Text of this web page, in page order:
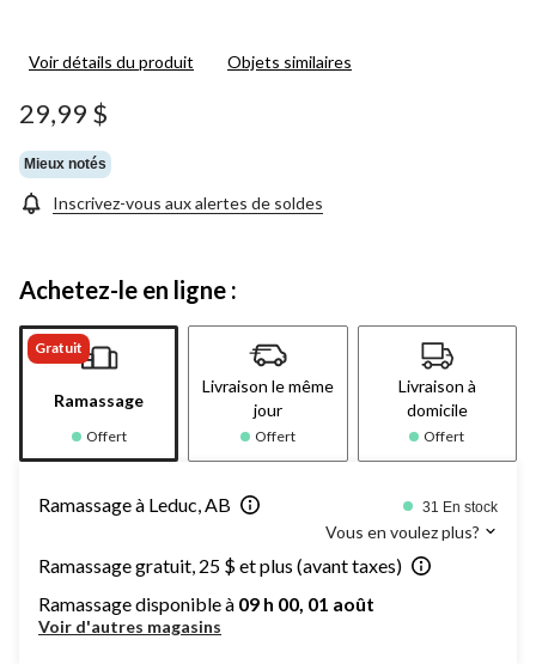
Voir détails du produit Objets similaires
29,99 $
Mieux notés
Inscrivez-vous aux alertes de soldes
Achetez-le en ligne :
Gratuit
Ramassage
Offert
Livraison le même
jour
Offert
Livraison à
domicile
Offert
Ramassage à Leduc, AB 31 En stock
Vous en voulez plus?
Ramassage gratuit, 25 $ et plus (avant taxes)
Ramassage disponible à 09 h 00, 01 août
Voir d'autres magasins